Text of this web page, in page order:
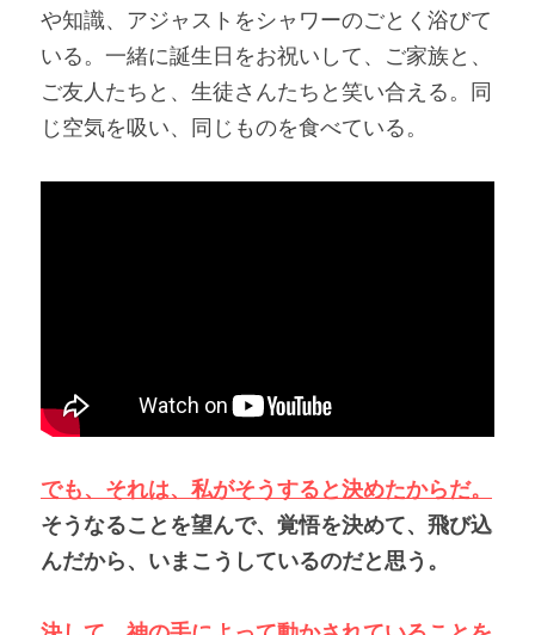
や知識、アジャストをシャワーのごとく浴びて
いる。一緒に誕生日をお祝いして、ご家族と、
ご友人たちと、生徒さんたちと笑い合える。同
じ空気を吸い、同じものを食べている。
でも、それは、私がそうすると決めたからだ。
そうなることを望んで、覚悟を決めて、飛び込
んだから、いまこうしているのだと思う。